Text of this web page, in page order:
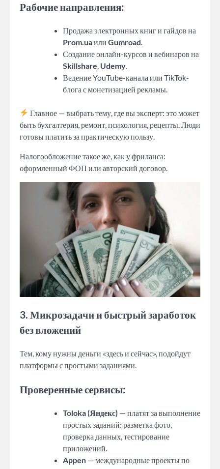
Рабочие направления:
Продажа электронных книг и гайдов на
Prom.uaили Gumroad.
Создание онлайн-курсов и вебинаров на
Skillshare, Udemy.
Ведение YouTube-канала или TikTok-
блога с монетизацией рекламы.
Главное — выбрать тему, где вы эксперт: это может
быть бухгалтерия, ремонт, психология, рецепты. Люди
готовы платить за практическую пользу.
Налогообложение такое же, как у фриланса:
оформленный ФОП или авторский договор.
3. Микрозадачи и быстрый заработок
без вложений
Тем, кому нужны деньги «здесь и сейчас», подойдут
платформы с простыми заданиями.
Проверенные сервисы:
Toloka (Яндекс) — платят за выполнение
простых заданий: разметка фото,
проверка данных, тестирование
приложений.
Appen — международные проекты по